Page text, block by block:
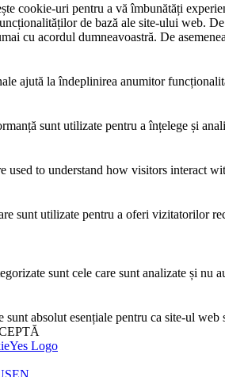
cookie-uri pentru a vă îmbunătăți
de bază ale site-ului web.
cu acordul dumneavoastră. De
ajută la îndeplinirea anumitor
sunt utilizate pentru a înțelege și
used to understand how visitors interact
sunt utilizate pentru a oferi vizitatorilor
sunt cele care sunt analizate și nu
sunt absolut esențiale pentru ca site-ul
EN